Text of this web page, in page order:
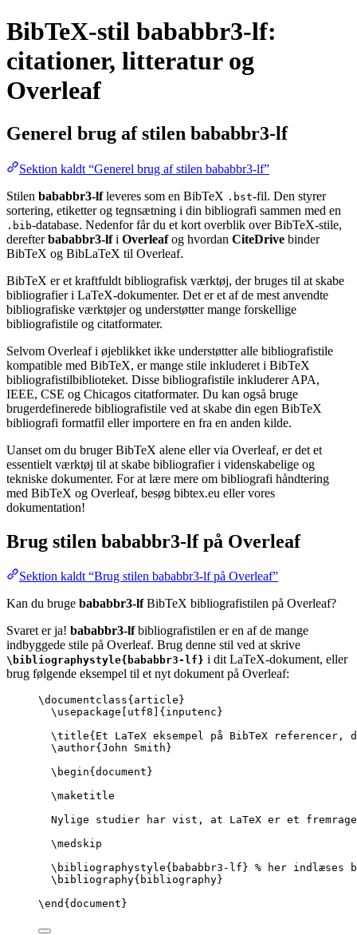
BibTeX-stil bababbr3-lf:
citationer, litteratur og
Overleaf
Generel brug af stilen bababbr3-lf
Sektion kaldt “Generel brug af stilen bababbr3-lf”
Stilen bababbr3-lfleveres som en BibTeX .bst-fil. Den styrer
sortering, etiketter og tegnsætning i din bibliografi sammen med en
.bib-database. Nedenfor får du et kort overblik over BibTeX-stile,
derefterbababbr3-lfi Overleafog hvordan CiteDrive binder
BibTeX og BibLaTeX til Overleaf.
BibTeX er et kraftfuldt bibliografisk værktøj, der bruges til at skabe
bibliografier i LaTeX-dokumenter. Det er et af de mest anvendte
bibliografiske værktøjer og understøtter mange forskellige
bibliografistile og citatformater.
Selvom Overleaf i øjeblikket ikke understøtter alle bibliografistile
kompatible med BibTeX, er mange stile inkluderet i BibTeX
bibliografistilbiblioteket. Disse bibliografistile inkluderer APA,
IEEE, CSE og Chicagos citatformater. Du kan også bruge
brugerdefinerede bibliografistile ved at skabe din egen BibTeX
bibliografi formatfil eller importere en fra en anden kilde.
Uanset om du bruger BibTeX alene eller via Overleaf, er det et
essentielt værktøj til at skabe bibliografier i videnskabelige og
tekniske dokumenter. For at lære mere om bibliografi håndtering
med BibTeX og Overleaf, besøg bibtex.eu eller vores
dokumentation!
Brug stilen bababbr3-lfpå Overleaf
Sektion kaldt “Brug stilen bababbr3-lf på Overleaf”
Kan du bruge bababbr3-lfBibTeX bibliografistilen på Overleaf?
Svaret er ja! bababbr3-lfbibliografistilen er en af de mange
indbyggede stile på Overleaf. Brug denne stil ved at skrive
\bibliographystyle{bababbr3-lf} i dit LaTeX-dokument, eller
brug følgende eksempel til et nyt dokument på Overleaf:
\documentclass{ article }
\usepackage
utf8 ]{ inputenc }
\title{Et LaTeX eksempel på BibTeX
\author{John Smith}
\begin{ document }
\maketitle
Nylige studier har vist, at LaTeX er et
\medskip
\bibliographystyle{bababbr3-lf} % her indlæses
\bibliography{bibliography}
\end { document }